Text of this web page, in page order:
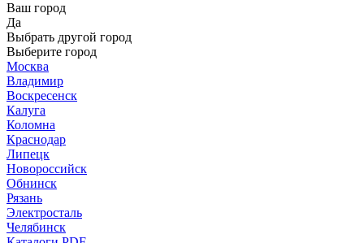
Ваш город
Да
Выбрать другой город
Выберите город
Москва
Владимир
Воскресенск
Калуга
Коломна
Краснодар
Липецк
Новороссийск
Обнинск
Рязань
Электросталь
Челябинск